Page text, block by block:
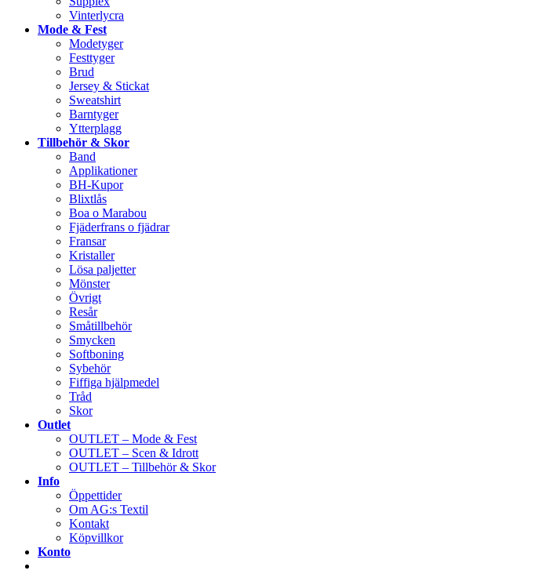
Vinterlycra
Mode & Fest
Modetyger
Festtyger
Brud
Jersey & Stickat
Sweatshirt
Barntyger
Ytterplagg
Tillbehör & Skor
Band
Applikationer
BH-Kupor
Blixtlås
Boa o Marabou
Fjäderfrans o fjädrar
Fransar
Kristaller
Lösa paljetter
Mönster
Övrigt
Resår
Småtillbehör
Smycken
Softboning
Sybehör
Fiffiga hjälpmedel
Tråd
Skor
Outlet
OUTLET – Mode & Fest
OUTLET – Scen & Idrott
OUTLET – Tillbehör & Skor
Info
Öppettider
Om AG:s Textil
Kontakt
Köpvillkor
Konto